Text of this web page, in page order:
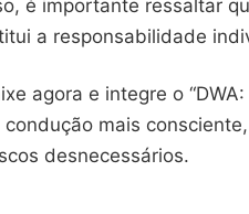
é importante ressaltar
a responsabilidade
agora e integre o
condução mais
desnecessários.